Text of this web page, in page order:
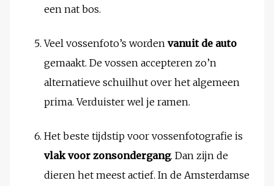
een nat bos.
Veel vossenfoto’s worden vanuit de auto
gemaakt. De vossen accepteren zo’n
alternatieve schuilhut over het algemeen
prima. Verduister wel je ramen.
Het beste tijdstip voor vossenfotografie is
vlak voor zonsondergang. Dan zijn de
dieren het meest actief. In de Amsterdamse